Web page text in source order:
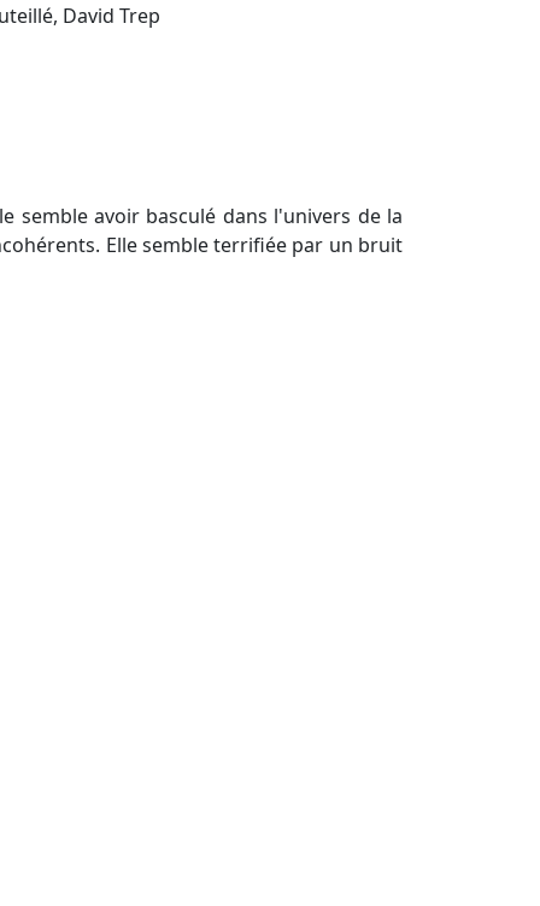
David Trep
semble avoir basculé dans l'univers de la
Elle semble terrifiée par un bruit